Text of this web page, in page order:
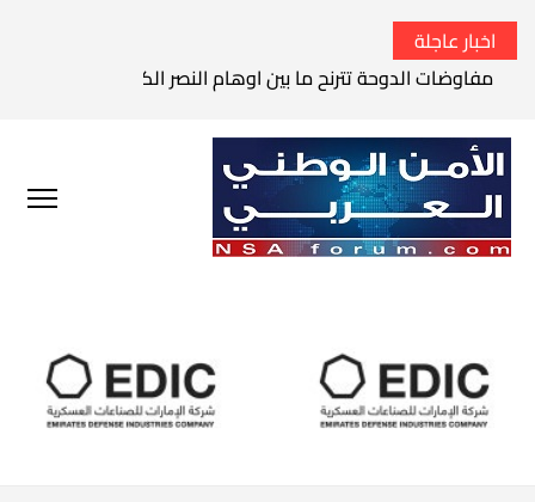
اخبار عاجلة
مفاوضات الدوحة تترنح ما بين اوهام النصر الكامل وواقع